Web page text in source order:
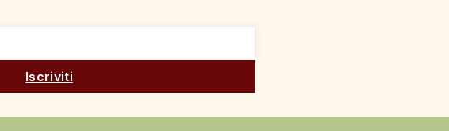
Iscriviti